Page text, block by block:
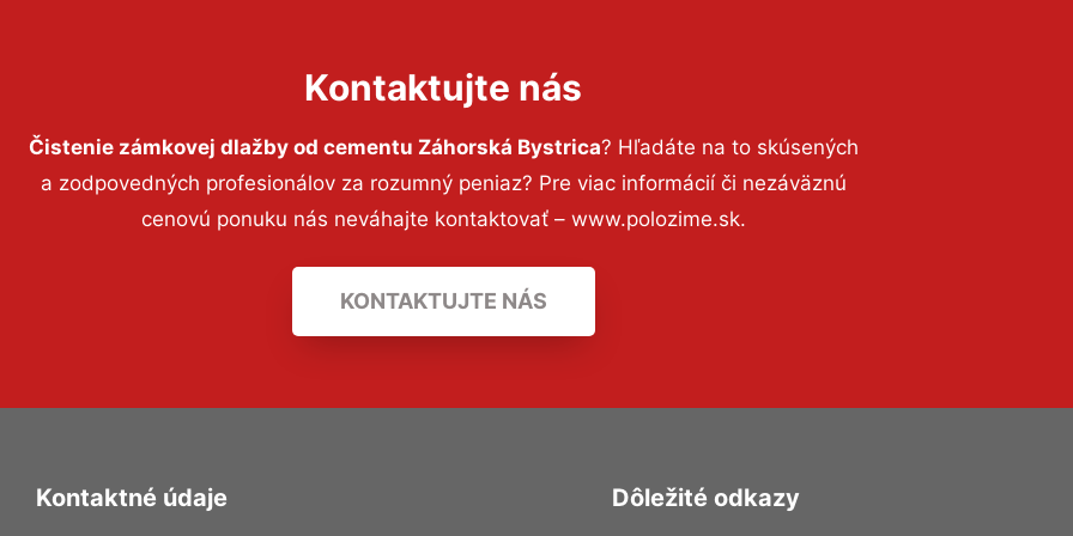
Kontaktujte nás
Čistenie zámkovej dlažby od cementu Záhorská Bystrica? Hľadáte na to skúsených
a zodpovedných profesionálov za rozumný peniaz? Pre viac informácií či nezáväznú
cenovú ponuku nás neváhajte kontaktovať – www.polozime.sk.
KONTAKTUJTE NÁS
Kontaktné údaje Dôležité odkazy